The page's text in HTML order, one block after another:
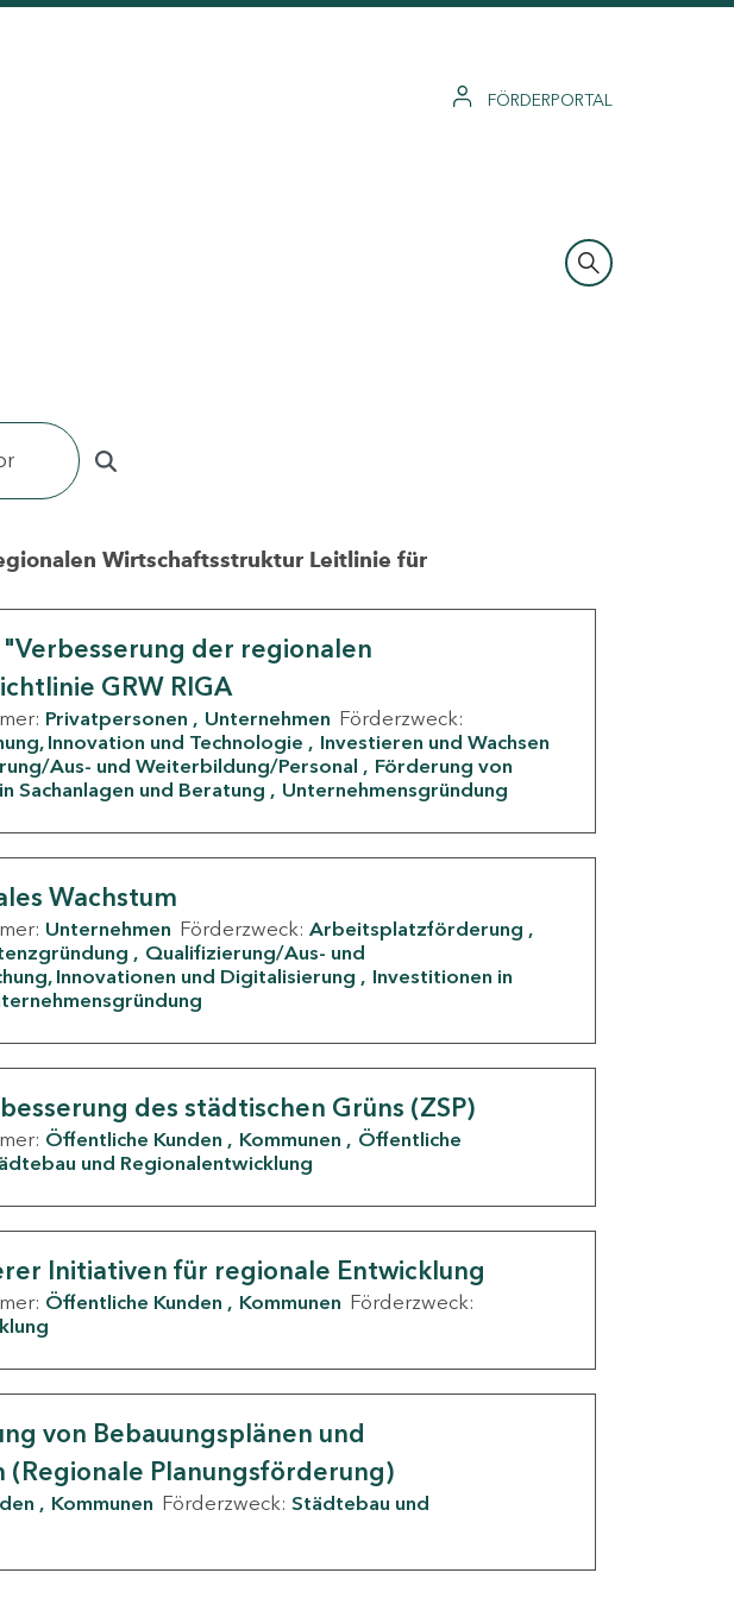
FÖRDERPORTAL
Wirtschaftsstruktur Leitlinie für
der regionalen
GRW RIGA
Privatpersonen Unternehmen Förderzweck:
Innovation und Technologie
Investieren und Wachsen
Aus- und Weiterbildung/Personal
Förderung von
Sachanlagen und Beratung Unternehmensgründung
Wachstum
Unternehmen Förderzweck: Arbeitsplatzförderung
Qualifizierung/Aus- und
Innovationen und Digitalisierung
Investitionen in
des städtischen Grüns (ZSP)
Öffentliche Kunden Kommunen
Öffentliche
und Regionalentwicklung
Initiativen für regionale Entwicklung
Öffentliche Kunden Kommunen Förderzweck:
von Bebauungsplänen und
(Regionale Planungsförderung)
Kommunen Förderzweck: Städtebau und